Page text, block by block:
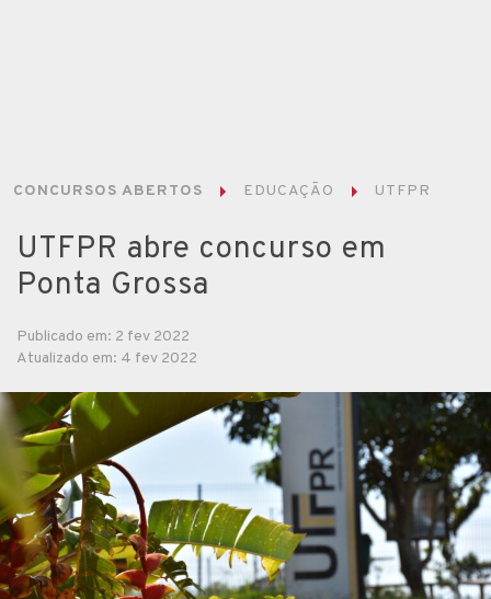
CONCURSOS ABERTOS EDUCAÇÃO UTFPR
UTFPR abre concurso em
Ponta Grossa
Publicado em: 2 fev 2022
Atualizado em: 4 fev 2022